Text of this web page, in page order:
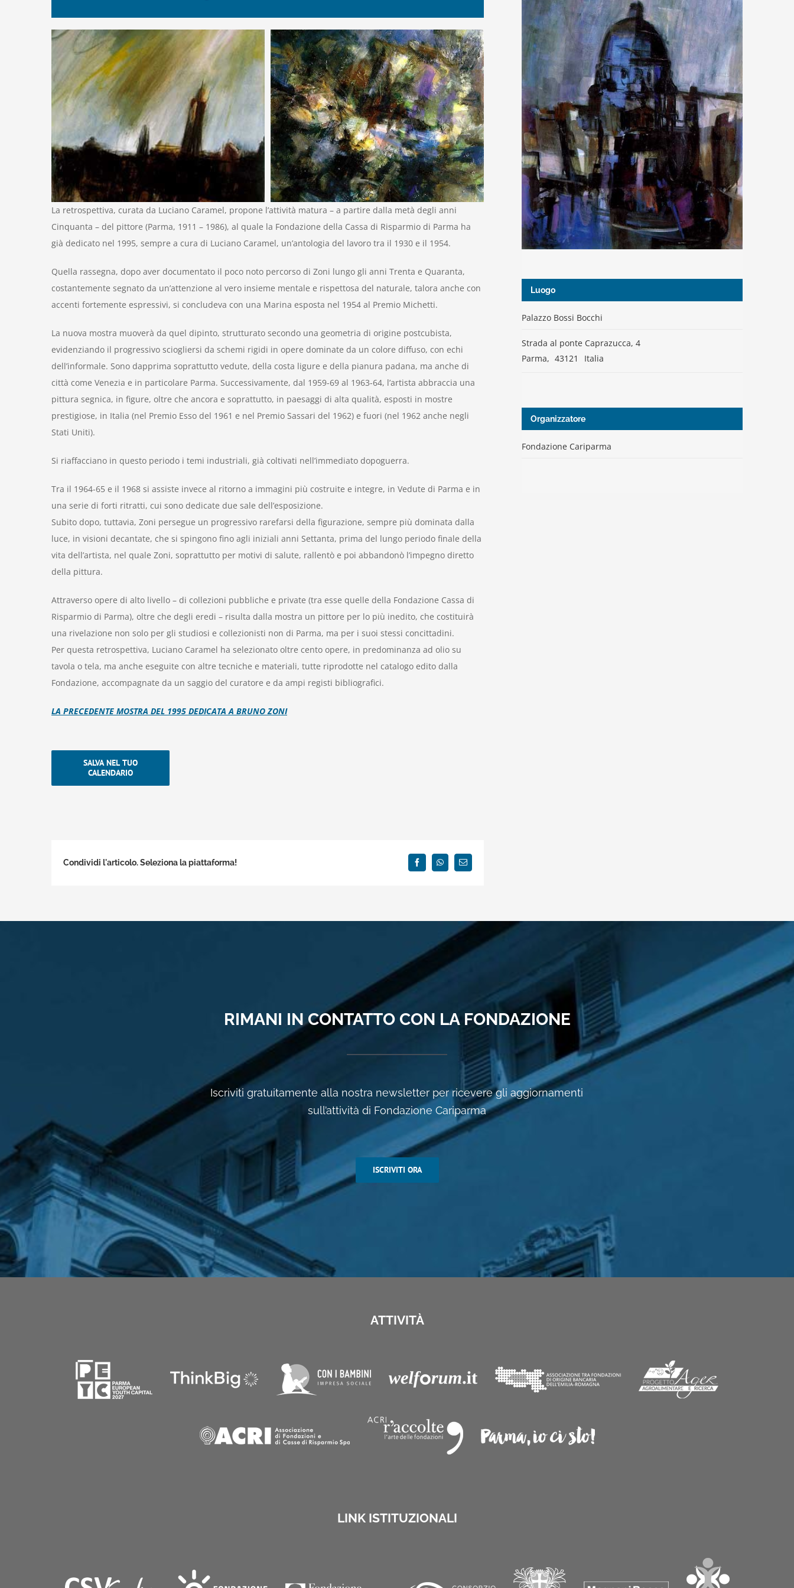
La retrospettiva, curata da Luciano Caramel, propone l’attività matura – a partire dalla metà degli anni
Cinquanta – del pittore (Parma, 1911 – 1986), al quale la Fondazione della Cassa di Risparmio di Parma ha
già dedicato nel 1995, sempre a cura di Luciano Caramel, un’antologia del lavoro tra il 1930 e il 1954.
Quella rassegna, dopo aver documentato il poco noto percorso di Zoni lungo gli anni Trenta e Quaranta,
costantemente segnato da un’attenzione al vero insieme mentale e rispettosa del naturale, talora anche con
accenti fortemente espressivi, si concludeva con una Marina esposta nel 1954 al Premio Michetti.
La nuova mostra muoverà da quel dipinto, strutturato secondo una geometria di origine postcubista,
evidenziando il progressivo sciogliersi da schemi rigidi in opere dominate da un colore diffuso, con echi
dell’informale. Sono dapprima soprattutto vedute, della costa ligure e della pianura padana, ma anche di
città come Venezia e in particolare Parma. Successivamente, dal 1959-69 al 1963-64, l’artista abbraccia una
pittura segnica, in figure, oltre che ancora e soprattutto, in paesaggi di alta qualità, esposti in mostre
prestigiose, in Italia (nel Premio Esso del 1961 e nel Premio Sassari del 1962) e fuori (nel 1962 anche negli
Stati Uniti).
Si riaffacciano in questo periodo i temi industriali, già coltivati nell’immediato dopoguerra.
Tra il 1964-65 e il 1968 si assiste invece al ritorno a immagini più costruite e integre, in Vedute di Parma e in
una serie di forti ritratti, cui sono dedicate due sale dell’esposizione.
Subito dopo, tuttavia, Zoni persegue un progressivo rarefarsi della figurazione, sempre più dominata dalla
luce, in visioni decantate, che si spingono fino agli iniziali anni Settanta, prima del lungo periodo finale della
vita dell’artista, nel quale Zoni, soprattutto per motivi di salute, rallentò e poi abbandonò l’impegno diretto
della pittura.
Attraverso opere di alto livello – di collezioni pubbliche e private (tra esse quelle della Fondazione Cassa di
Risparmio di Parma), oltre che degli eredi – risulta dalla mostra un pittore per lo più inedito, che costituirà
una rivelazione non solo per gli studiosi e collezionisti non di Parma, ma per i suoi stessi concittadini.
Per questa retrospettiva, Luciano Caramel ha selezionato oltre cento opere, in predominanza ad olio su
tavola o tela, ma anche eseguite con altre tecniche e materiali, tutte riprodotte nel catalogo edito dalla
Fondazione, accompagnate da un saggio del curatore e da ampi registi bibliografici.
LA PRECEDENTE MOSTRA DEL 1995 DEDICATA A BRUNO ZONI
SALVA NEL TUO
CALENDARIO
Condividi l'articolo. Seleziona la piattaforma! FacebookWhatsAppEmail
Luogo
Palazzo Bossi Bocchi
Strada al ponte Caprazucca, 4
Parma, 43121 Italia
Organizzatore
Fondazione Cariparma
RIMANI IN CONTATTO CON LA FONDAZIONE
Iscriviti gratuitamente alla nostra newsletter per ricevere gli aggiornamenti
sull’attività di Fondazione Cariparma
ISCRIVITI ORA
ATTIVITÀ
LINK ISTITUZIONALI